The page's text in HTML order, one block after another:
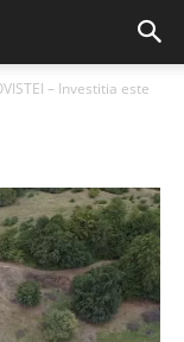
– Investitia este